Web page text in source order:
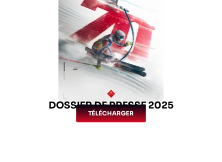
DOSSIER DE PRESSE 2025
TÉLÉCHARGER